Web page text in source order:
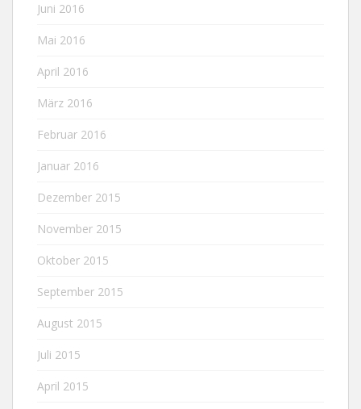
Juni 2016
Mai 2016
April 2016
März 2016
Februar 2016
Januar 2016
Dezember 2015
November 2015
Oktober 2015
September 2015
August 2015
Juli 2015
April 2015